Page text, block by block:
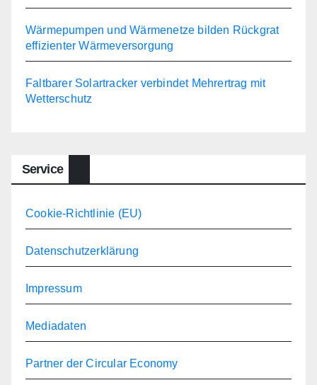
Wärmepumpen und Wärmenetze bilden Rückgrat
effizienter Wärmeversorgung
Faltbarer Solartracker verbindet Mehrertrag mit
Wetterschutz
Service
Cookie-Richtlinie (EU)
Datenschutzerklärung
Impressum
Mediadaten
Partner der Circular Economy